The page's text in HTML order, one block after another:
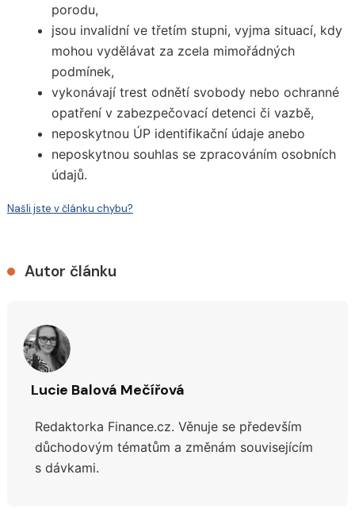
porodu,
jsou invalidní ve třetím stupni, vyjma situací, kdy
mohou vydělávat za zcela mimořádných
podmínek,
vykonávají trest odnětí svobody nebo ochranné
opatření v zabezpečovací detenci či vazbě,
neposkytnou ÚP identifikační údaje anebo
neposkytnou souhlas se zpracováním osobních
údajů.
Našli jste v článku chybu?
Autor článku
Lucie Balová Mečířová
Redaktorka Finance.cz. Věnuje se především
důchodovým tématům a změnám souvisejícím
s dávkami.